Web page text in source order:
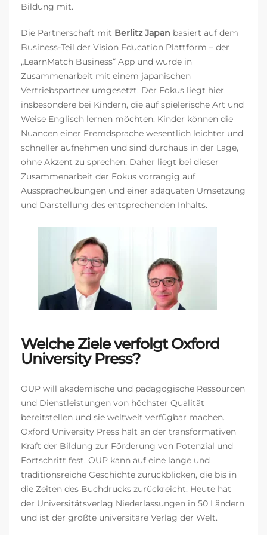
Bildung mit.
Die Partnerschaft mit Berlitz Japan basiert auf dem
Business-Teil der Vision Education Plattform – der
„LearnMatch Business“ App und wurde in
Zusammenarbeit mit einem japanischen
Vertriebspartner umgesetzt. Der Fokus liegt hier
insbesondere bei Kindern, die auf spielerische Art und
Weise Englisch lernen möchten. Kinder können die
Nuancen einer Fremdsprache wesentlich leichter und
schneller aufnehmen und sind durchaus in der Lage,
ohne Akzent zu sprechen. Daher liegt bei dieser
Zusammenarbeit der Fokus vorrangig auf
Ausspracheübungen und einer adäquaten Umsetzung
und Darstellung des entsprechenden Inhalts.
Welche Ziele verfolgt Oxford
University Press?
OUP will akademische und pädagogische Ressourcen
und Dienstleistungen von höchster Qualität
bereitstellen und sie weltweit verfügbar machen.
Oxford University Press hält an der transformativen
Kraft der Bildung zur Förderung von Potenzial und
Fortschritt fest. OUP kann auf eine lange und
traditionsreiche Geschichte zurückblicken, die bis in
die Zeiten des Buchdrucks zurückreicht. Heute hat
der Universitätsverlag Niederlassungen in 50 Ländern
und ist der größte universitäre Verlag der Welt.